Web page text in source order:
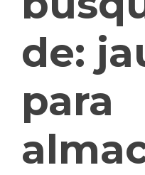
de:
para